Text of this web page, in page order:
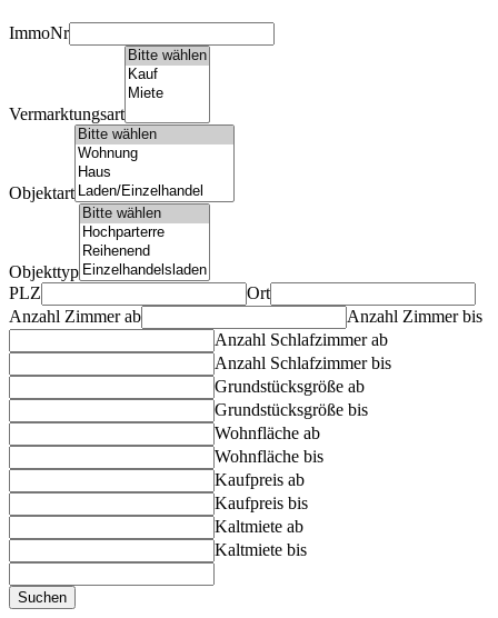
ImmoNr
Vermarktungsart
Objektart
Objekttyp
PLZ
Ort
Anzahl Zimmer ab
Anzahl Zimmer bis
Anzahl Schlafzimmer ab
Anzahl Schlafzimmer bis
Grundstücksgröße ab
Grundstücksgröße bis
Wohnfläche ab
Wohnfläche bis
Kaufpreis ab
Kaufpreis bis
Kaltmiete ab
Kaltmiete bis
Suchen